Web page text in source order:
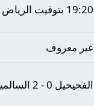
19:20 بتوقيت الرياض
غير معروف
الفحيحيل 0 - 2 السالمية